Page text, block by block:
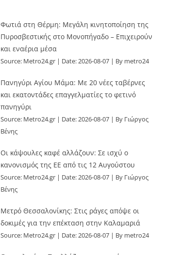
Φωτιά στη Θέρμη: Μεγάλη κινητοποίηση της
Πυροσβεστικής στο Μονοπήγαδο – Επιχειρούν
και εναέρια μέσα
Source: Metro24.gr Date: 2026-08-07 By metro24
Πανηγύρι Αγίου Μάμα: Με 20 νέες ταβέρνες
και εκατοντάδες επαγγελματίες το φετινό
πανηγύρι
Source: Metro24.gr Date: 2026-08-07
By Γιώργος
Βένης
Οι κάψουλες καφέ αλλάζουν: Σε ισχύ ο
κανονισμός της ΕΕ από τις 12 Αυγούστου
Source: Metro24.gr Date: 2026-08-07
By Γιώργος
Βένης
Μετρό Θεσσαλονίκης: Στις ράγες απόψε οι
δοκιμές για την επέκταση στην Καλαμαριά
Source: Metro24.gr Date: 2026-08-07 By metro24